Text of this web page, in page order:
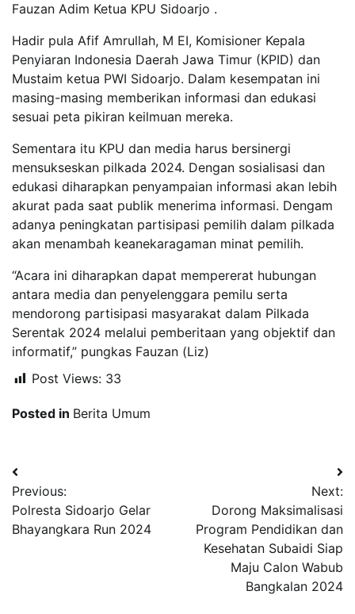
Fauzan Adim Ketua KPU Sidoarjo .
Hadir pula Afif Amrullah, M EI, Komisioner Kepala
Penyiaran Indonesia Daerah Jawa Timur (KPID) dan
Mustaim ketua PWI Sidoarjo. Dalam kesempatan ini
masing-masing memberikan informasi dan edukasi
sesuai peta pikiran keilmuan mereka.
Sementara itu KPU dan media harus bersinergi
mensukseskan pilkada 2024. Dengan sosialisasi dan
edukasi diharapkan penyampaian informasi akan lebih
akurat pada saat publik menerima informasi. Dengam
adanya peningkatan partisipasi pemilih dalam pilkada
akan menambah keanekaragaman minat pemilih.
“Acara ini diharapkan dapat mempererat hubungan
antara media dan penyelenggara pemilu serta
mendorong partisipasi masyarakat dalam Pilkada
Serentak 2024 melalui pemberitaan yang objektif dan
informatif,” pungkas Fauzan (Liz)
Post Views: 33
Posted in Berita Umum
Navigasi
pos
Previous:
Polresta Sidoarjo Gelar
Bhayangkara Run 2024
Next:
Dorong Maksimalisasi
Program Pendidikan dan
Kesehatan Subaidi Siap
Maju Calon Wabub
Bangkalan 2024